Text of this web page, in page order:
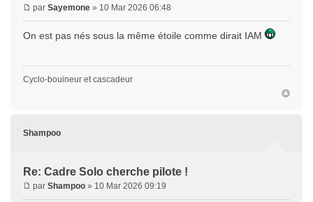
par Sayemone » 10 Mar 2026 06:48
On est pas nés sous la même étoile comme dirait IAM
Cyclo-bouineur et cascadeur
Shampoo
Re: Cadre Solo cherche pilote !
par Shampoo » 10 Mar 2026 09:19